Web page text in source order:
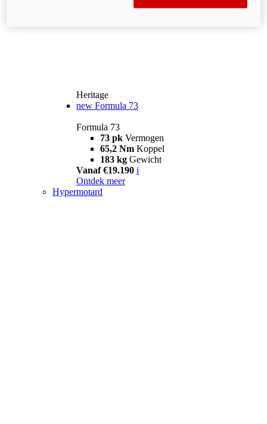
Heritage
new Formula 73
Formula 73
73 pk Vermogen
65,2 Nm Koppel
183 kg Gewicht
Vanaf €19.190 i
Ontdek meer
Hypermotard